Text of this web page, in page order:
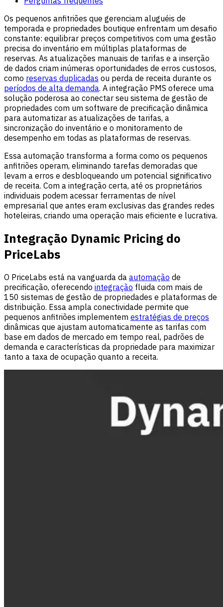
Os pequenos anfitriões que gerenciam aluguéis de
temporada e propriedades boutique enfrentam um desafio
constante: equilibrar preços competitivos com uma gestão
precisa do inventário em múltiplas plataformas de
reservas. As atualizações manuais de tarifas e a inserção
de dados criam inúmeras oportunidades de erros custosos,
como reservas duplicadas ou perda de receita durante os
períodos de alta demanda. A integração PMS oferece uma
solução poderosa ao conectar seu sistema de gestão de
propriedades com um software de precificação dinâmica
para automatizar as atualizações de tarifas, a
sincronização do inventário e o monitoramento de
desempenho em todas as plataformas de reservas.
Essa automação transforma a forma como os pequenos
anfitriões operam, eliminando tarefas demoradas que
levam a erros e desbloqueando um potencial significativo
de receita. Com a integração certa, até os proprietários
individuais podem acessar ferramentas de nível
empresarial que antes eram exclusivas das grandes redes
hoteleiras, criando uma operação mais eficiente e lucrativa.
Integração Dynamic Pricing do
PriceLabs
O PriceLabs está na vanguarda da automação de
precificação, oferecendo integração fluida com mais de
150 sistemas de gestão de propriedades e plataformas de
distribuição. Essa ampla conectividade permite que
pequenos anfitriões implementem estratégias de preços
dinâmicas que ajustam automaticamente as tarifas com
base em dados de mercado em tempo real, padrões de
demanda e características da propriedade para maximizar
tanto a taxa de ocupação quanto a receita.